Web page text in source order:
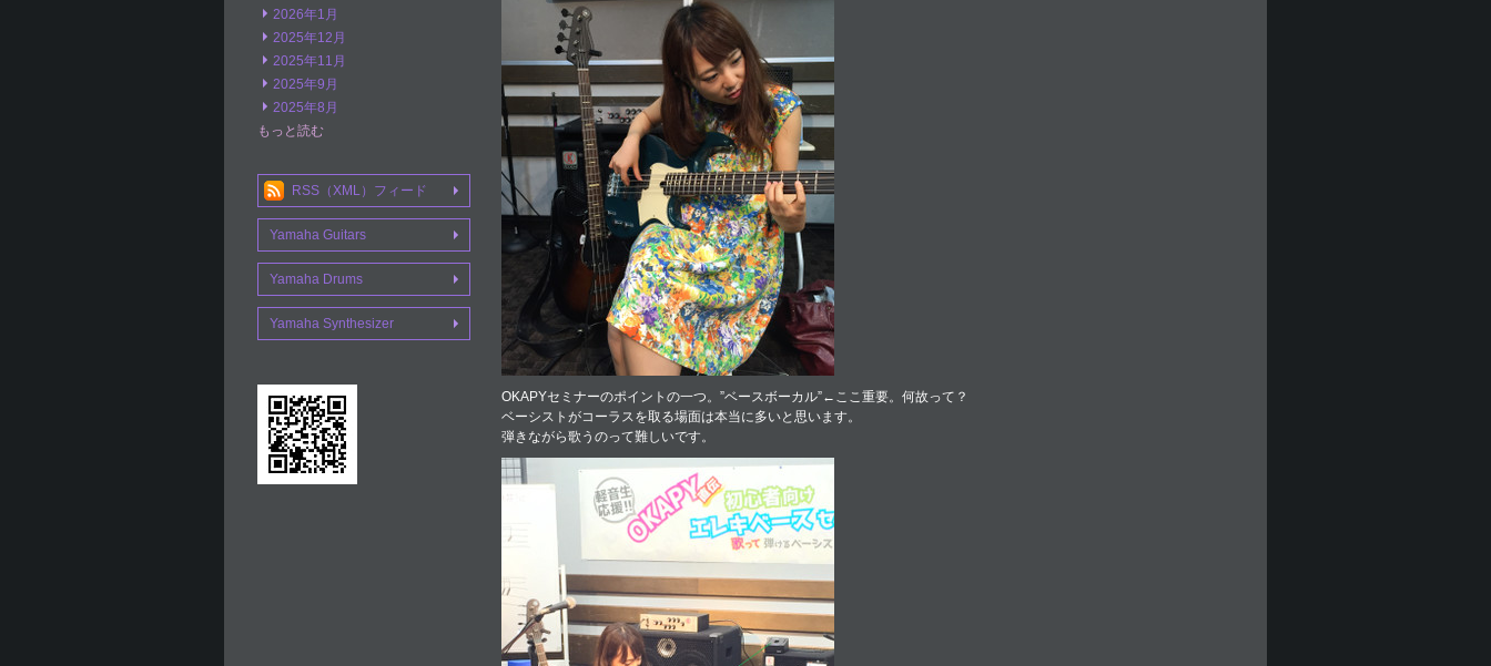
2026年1月
2025年12月
2025年11月
2025年9月
2025年8月
もっと読む
RSS（XML）フィード
Yamaha Guitars
Yamaha Drums
Yamaha Synthesizer
OKAPYセミナーのポイントの一つ。”ベースボーカル”←ここ重要。何故って？
ベーシストがコーラスを取る場面は本当に多いと思います。
弾きながら歌うのって難しいです。